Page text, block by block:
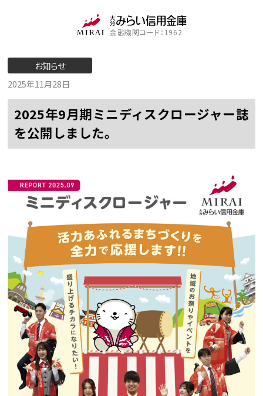
金融機関コード：1962
お知らせ
2025年11月28日
2025年9月期ミニディスクロージャー誌
を公開しました。